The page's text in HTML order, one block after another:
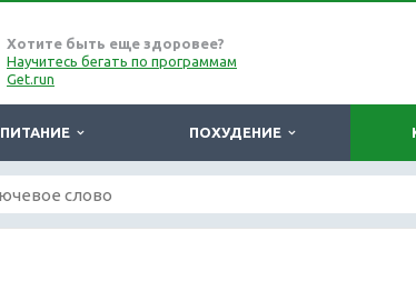
Хотите быть еще здоровее?
Научитесь бегать по программам
Get.run
ПИТАНИЕ ПОХУДЕНИЕ